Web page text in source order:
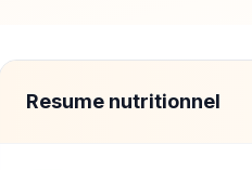
Resume nutritionnel